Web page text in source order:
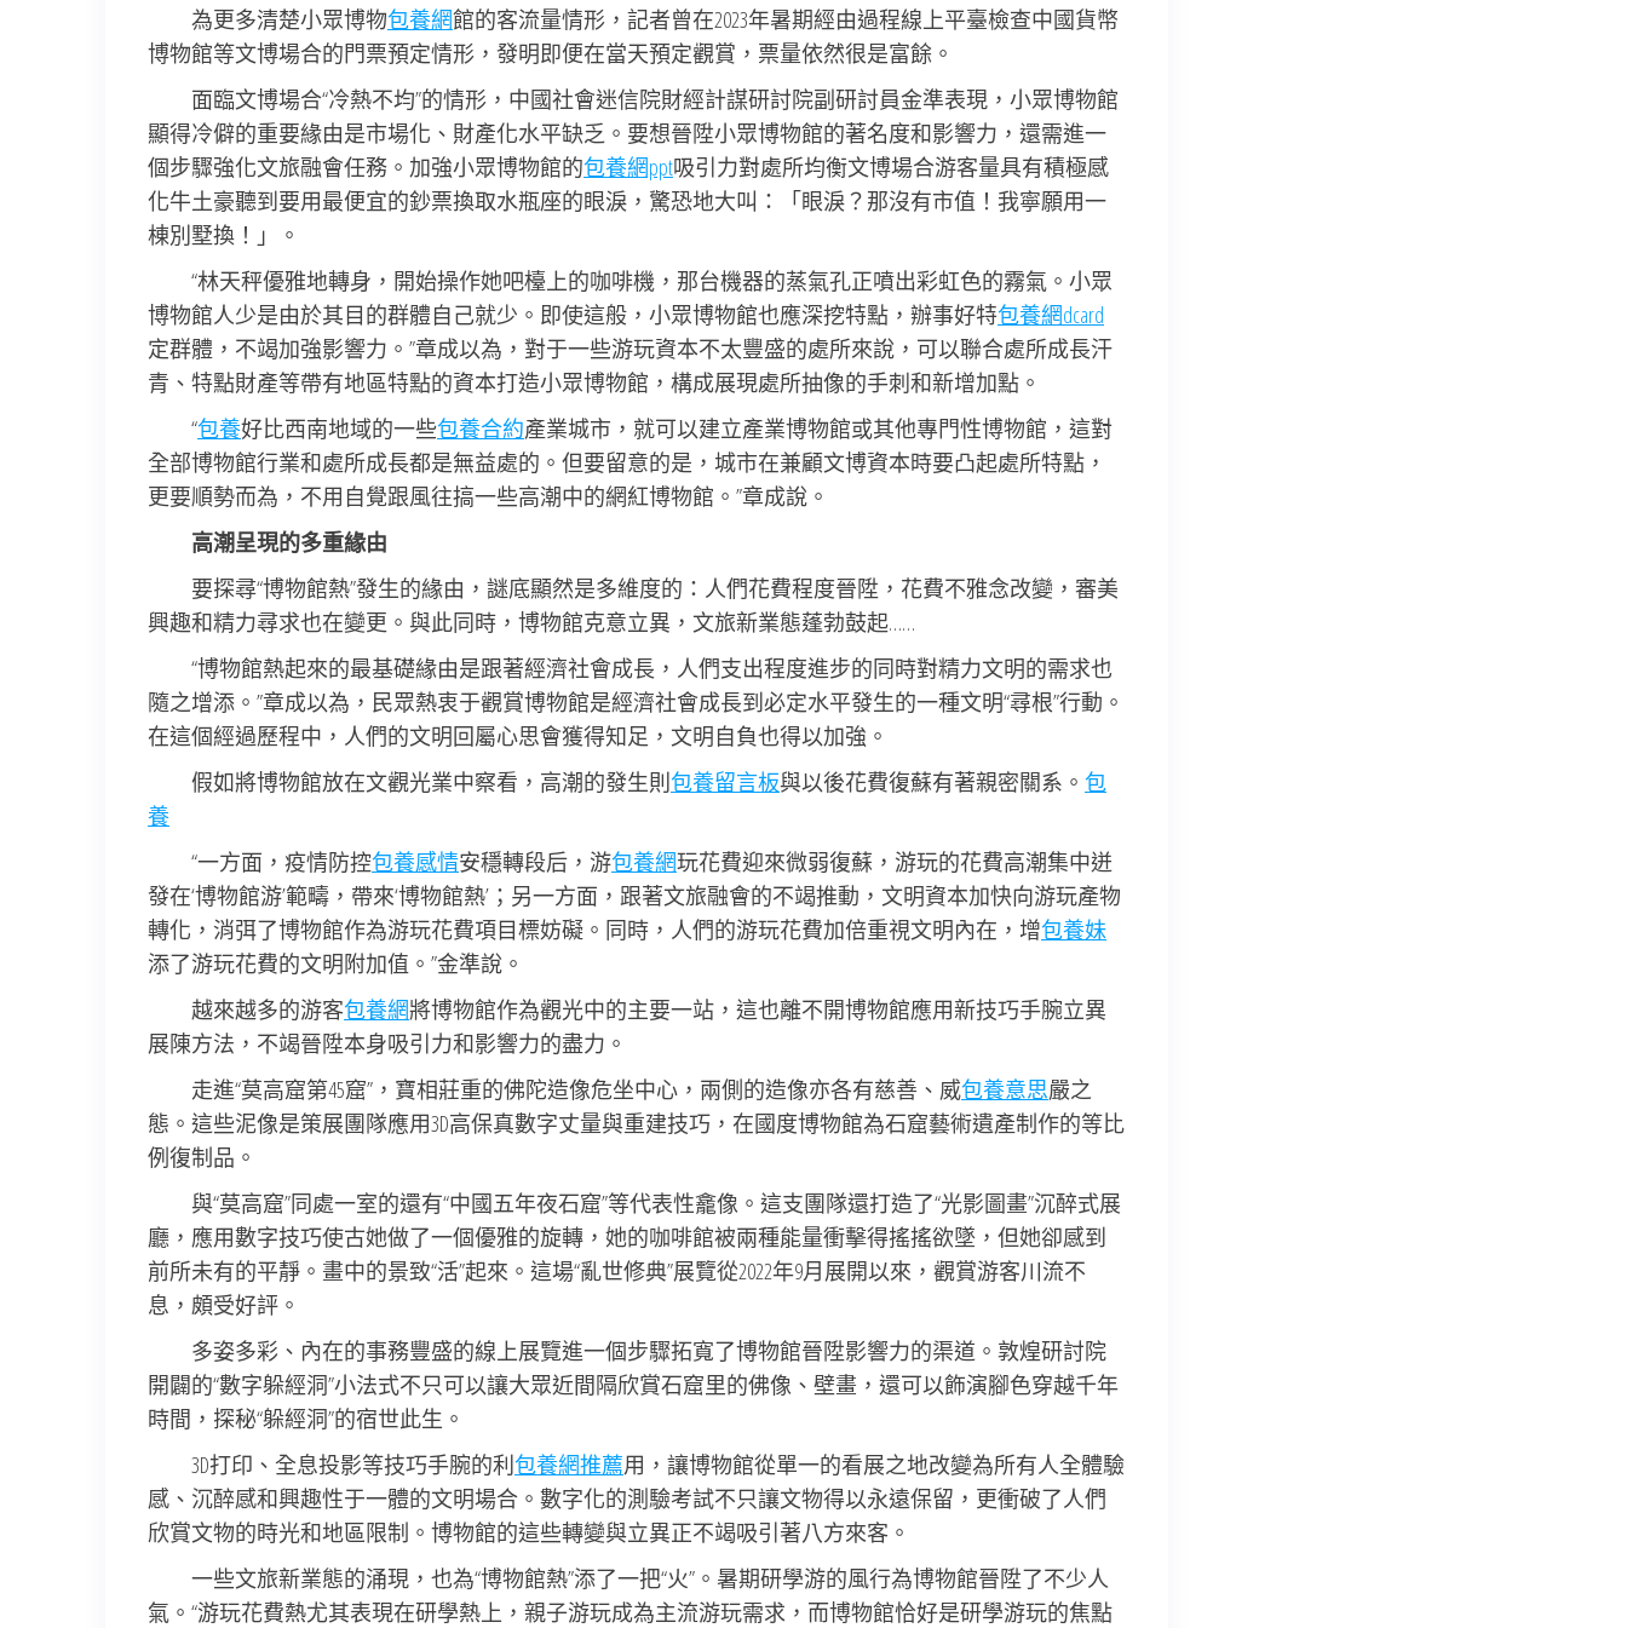
為更多清楚小眾博物包養網館的客流量情形，記者曾在2023年暑期經由過程線上平臺檢查中國貨幣
博物館等文博場合的門票預定情形，發明即便在當天預定觀賞，票量依然很是富餘。
面臨文博場合“冷熱不均”的情形，中國社會迷信院財經計謀研討院副研討員金準表現，小眾博物館
顯得冷僻的重要緣由是市場化、財產化水平缺乏。要想晉陞小眾博物館的著名度和影響力，還需進一
個步驟強化文旅融會任務。加強小眾博物館的包養網ppt吸引力對處所均衡文博場合游客量具有積極感
化牛土豪聽到要用最便宜的鈔票換取水瓶座的眼淚，驚恐地大叫：「眼淚？那沒有市值！我寧願用一
棟別墅換！」。
“林天秤優雅地轉身，開始操作她吧檯上的咖啡機，那台機器的蒸氣孔正噴出彩虹色的霧氣。小眾
博物館人少是由於其目的群體自己就少。即使這般，小眾博物館也應深挖特點，辦事好特包養網dcard
定群體，不竭加強影響力。”章成以為，對于一些游玩資本不太豐盛的處所來說，可以聯合處所成長汗
青、特點財產等帶有地區特點的資本打造小眾博物館，構成展現處所抽像的手刺和新增加點。
“包養好比西南地域的一些包養合約產業城市，就可以建立產業博物館或其他專門性博物館，這對
全部博物館行業和處所成長都是無益處的。但要留意的是，城市在兼顧文博資本時要凸起處所特點，
更要順勢而為，不用自覺跟風往搞一些高潮中的網紅博物館。”章成說。
高潮呈現的多重緣由
要探尋“博物館熱”發生的緣由，謎底顯然是多維度的：人們花費程度晉陞，花費不雅念改變，審美
興趣和精力尋求也在變更。與此同時，博物館克意立異，文旅新業態蓬勃鼓起……
“博物館熱起來的最基礎緣由是跟著經濟社會成長，人們支出程度進步的同時對精力文明的需求也
隨之增添。”章成以為，民眾熱衷于觀賞博物館是經濟社會成長到必定水平發生的一種文明“尋根”行動。
在這個經過歷程中，人們的文明回屬心思會獲得知足，文明自負也得以加強。
假如將博物館放在文觀光業中察看，高潮的發生則包養留言板與以後花費復蘇有著親密關系。 包
養
“一方面，疫情防控包養感情安穩轉段后，游包養網玩花費迎來微弱復蘇，游玩的花費高潮集中迸
發在‘博物館游’範疇，帶來‘博物館熱’；另一方面，跟著文旅融會的不竭推動，文明資本加快向游玩產物
轉化，消弭了博物館作為游玩花費項目標妨礙。同時，人們的游玩花費加倍重視文明內在，增包養妹
添了游玩花費的文明附加值。”金準說。
越來越多的游客包養網將博物館作為觀光中的主要一站，這也離不開博物館應用新技巧手腕立異
展陳方法，不竭晉陞本身吸引力和影響力的盡力。
走進“莫高窟第45窟”，寶相莊重的佛陀造像危坐中心，兩側的造像亦各有慈善、威包養意思嚴之
態。這些泥像是策展團隊應用3D高保真數字丈量與重建技巧，在國度博物館為石窟藝術遺產制作的等比
例復制品。
與“莫高窟”同處一室的還有“中國五年夜石窟”等代表性龕像。這支團隊還打造了“光影圖畫”沉醉式展
廳，應用數字技巧使古她做了一個優雅的旋轉，她的咖啡館被兩種能量衝擊得搖搖欲墜，但她卻感到
前所未有的平靜。畫中的景致“活”起來。這場“亂世修典”展覽從2022年9月展開以來，觀賞游客川流不
息，頗受好評。
多姿多彩、內在的事務豐盛的線上展覽進一個步驟拓寬了博物館晉陞影響力的渠道。敦煌研討院
開闢的“數字躲經洞”小法式不只可以讓大眾近間隔欣賞石窟里的佛像、壁畫，還可以飾演腳色穿越千年
時間，探秘“躲經洞”的宿世此生。
3D打印、全息投影等技巧手腕的利包養網推薦用，讓博物館從單一的看展之地改變為所有人全體驗
感、沉醉感和興趣性于一體的文明場合。數字化的測驗考試不只讓文物得以永遠保留，更衝破了人們
欣賞文物的時光和地區限制。博物館的這些轉變與立異正不竭吸引著八方來客。
一些文旅新業態的涌現，也為“博物館熱”添了一把“火”。暑期研學游的風行為博物館晉陞了不少人
氣。“游玩花費熱尤其表現在研學熱上，親子游玩成為主流游玩需求，而博物館恰好是研學游玩的焦點